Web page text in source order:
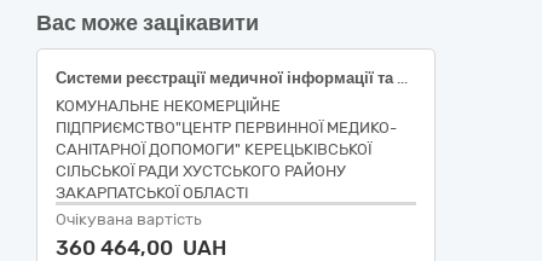
Вас може зацікавити
Системи реєстрації медичної інформації та дослідне обладнання (Комплект телемедицини, набір діагностичних систем сімейного лікаря з функцією телемедицини, ТМДН )
КОМУНАЛЬНЕ НЕКОМЕРЦІЙНЕ
ПІДПРИЄМСТВО"ЦЕНТР ПЕРВИННОЇ МЕДИКО-
САНІТАРНОЇ ДОПОМОГИ" КЕРЕЦЬКІВСЬКОЇ
СІЛЬСЬКОЇ РАДИ ХУСТСЬКОГО РАЙОНУ
ЗАКАРПАТСЬКОЇ ОБЛАСТІ
Очікувана вартість
360 464,00 UAH